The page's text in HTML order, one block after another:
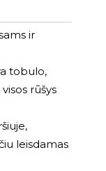
ir
tobulo,
rūšys
leisdamas